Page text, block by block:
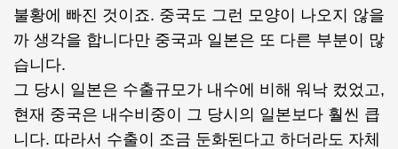
불황에 빠진 것이죠. 중국도 그런 모양이 나오지 않을
까 생각을 합니다만 중국과 일본은 또 다른 부분이 많
습니다.
그 당시 일본은 수출규모가 내수에 비해 워낙 컸었고,
현재 중국은 내수비중이 그 당시의 일본보다 훨씬 큽
니다. 따라서 수출이 조금 둔화된다고 하더라도 자체